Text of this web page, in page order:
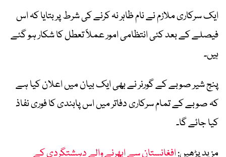
ایک سرکاری ملازم نے نام ظاہر نہ کرنے کی شرط پر بتایا کہ اس
فیصلے کے بعد کئی انتظامی امور عملاً تعطل کا شکار ہو گئے
ہیں۔
پنج شیر صوبے کے گورنر نے بھی ایک بیان میں اعلان کیا ہے
کہ صوبے کے تمام سرکاری دفاتر میں اس پابندی کا فوری نفاذ
کیا جائے گا۔
مزید پڑھیں:افغانستان سے ابھرنے والے دہشتگردی کے